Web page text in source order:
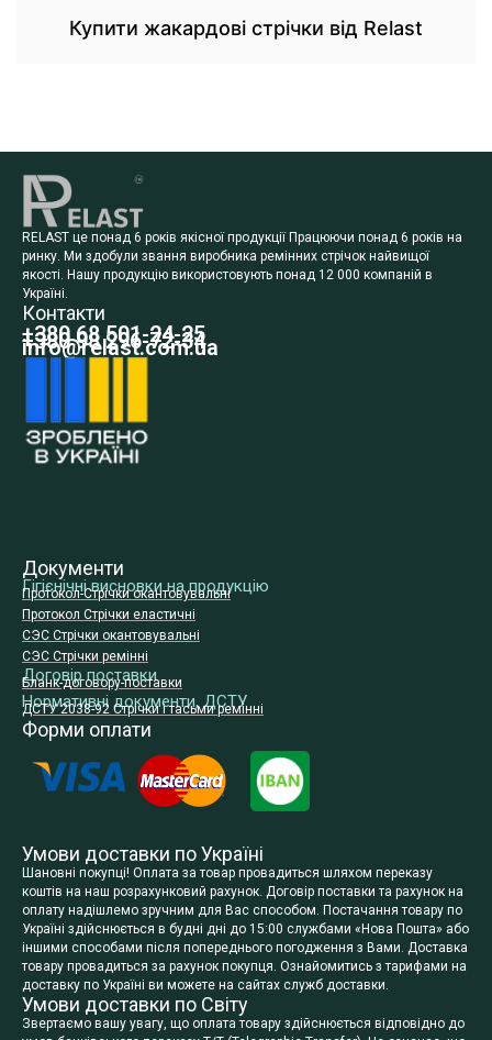
Купити жакардові стрічки від Relast
RELAST це понад 6 років якісної продукції Працюючи понад 6 років на
ринку. Ми здобули звання виробника ремінних стрічок найвищої
якості. Нашу продукцію використовують понад 12 000 компаній в
Україні.
Контакти
+380 68 501-24-25
+380 98 296-72-34
info@relast.com.ua
Документи
Гігієнічні висновки на продукцію
Протокол-Стрічки окантовувальні
Протокол Стрічки еластичні
СЭС Стрічки окантовувальні
СЭС Стрічки ремінні
Договір поставки
Бланк-договору-поставки
Нормативні документи, ДСТУ
ДСТУ 2038-92 Стрічки і тасьми ремінні
Форми оплати
Умови доставки по Україні
Шановні покупці! Оплата за товар провадиться шляхом переказу
коштів на наш розрахунковий рахунок. Договір поставки та рахунок на
оплату надішлемо зручним для Вас способом. Постачання товару по
Україні здійснюється в будні дні до 15:00 службами «Нова Пошта» або
іншими способами після попереднього погодження з Вами. Доставка
товару провадиться за рахунок покупця. Ознайомитись з тарифами на
доставку по Україні ви можете на сайтах служб доставки.
Умови доставки по Світу
Звертаємо вашу увагу, що оплата товару здійснюється відповідно до